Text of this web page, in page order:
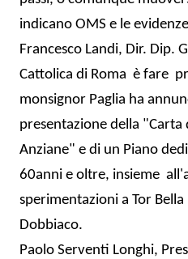
indicano OMS e le
Francesco Landi, Dir. Dip.
Cattolica di Roma è fare
monsignor Paglia ha
presentazione della
Anziane" e di un Piano
60anni e oltre, insieme
sperimentazioni a Tor
Dobbiaco.
Paolo Serventi Longhi,